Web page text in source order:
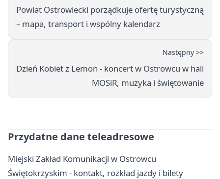
Powiat Ostrowiecki porządkuje ofertę turystyczną
– mapa, transport i wspólny kalendarz
Następny >>
Dzień Kobiet z Lemon - koncert w Ostrowcu w hali
MOSiR, muzyka i świętowanie
Przydatne dane teleadresowe
Miejski Zakład Komunikacji w Ostrowcu
Świętokrzyskim - kontakt, rozkład jazdy i bilety